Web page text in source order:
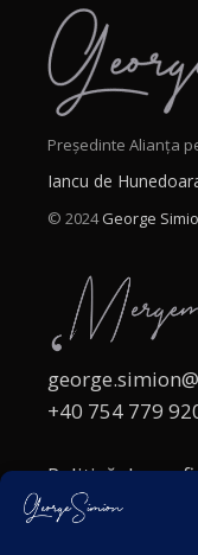
Președinte Alianța
Iancu de
© 2024George
+40 754 779
Politică de
Politica cookies